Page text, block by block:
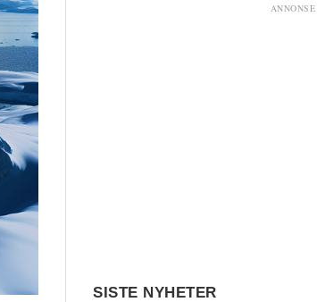
ANNONSE
SISTE NYHETER